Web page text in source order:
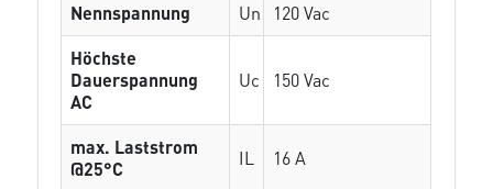
Nennspannung
Un
120 Vac
Höchste
Dauerspannung
AC
Uc 150 Vac
max. Laststrom
@25°C
IL 16 A